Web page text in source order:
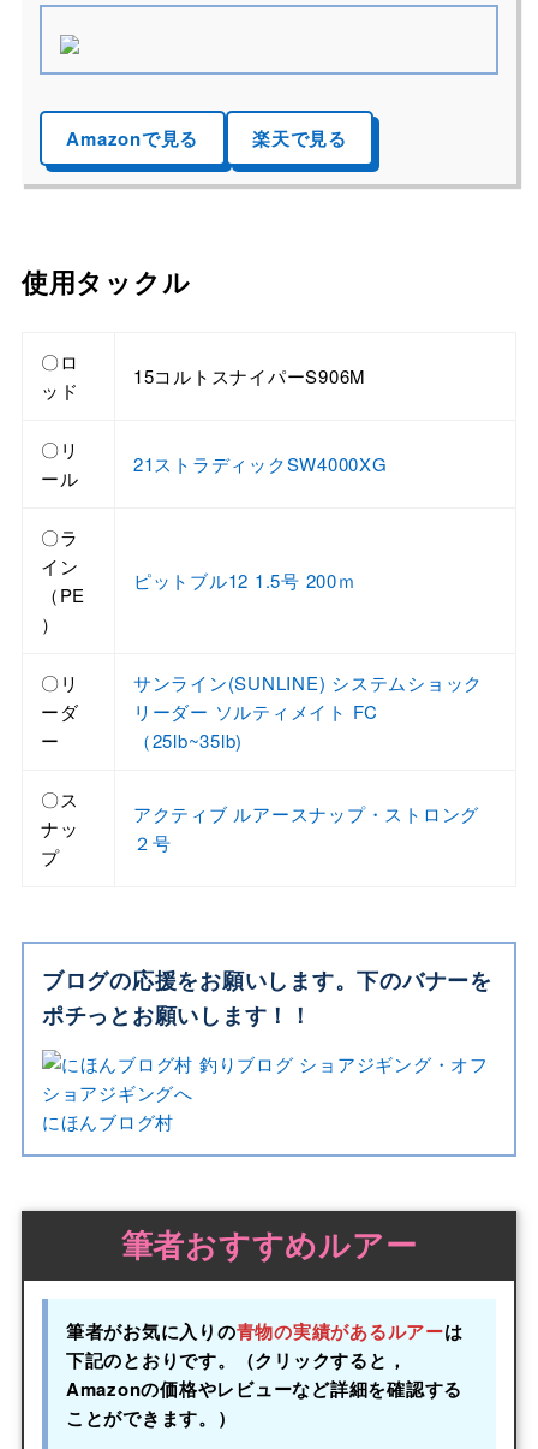
Amazonで見る 楽天で見る
使用タックル
〇ロ
ッド
15コルトスナイパーS906M
〇リ
ール
21ストラディックSW4000XG
〇ラ
イン
（PE
）
ピットブル12 1.5号 200ｍ
〇リ
ーダ
ー
サンライン(SUNLINE) システムショック
リーダー ソルティメイト FC
（25lb~35lb)
〇ス
ナッ
プ
アクティブ ルアースナップ・ストロング
２号
ブログの応援をお願いします。下のバナーを
ポチっとお願いします！！
にほんブログ村
筆者おすすめルアー
筆者がお気に入りの青物の実績があるルアーは
下記のとおりです。（クリックすると，
Amazonの価格やレビューなど詳細を確認する
ことができます。）